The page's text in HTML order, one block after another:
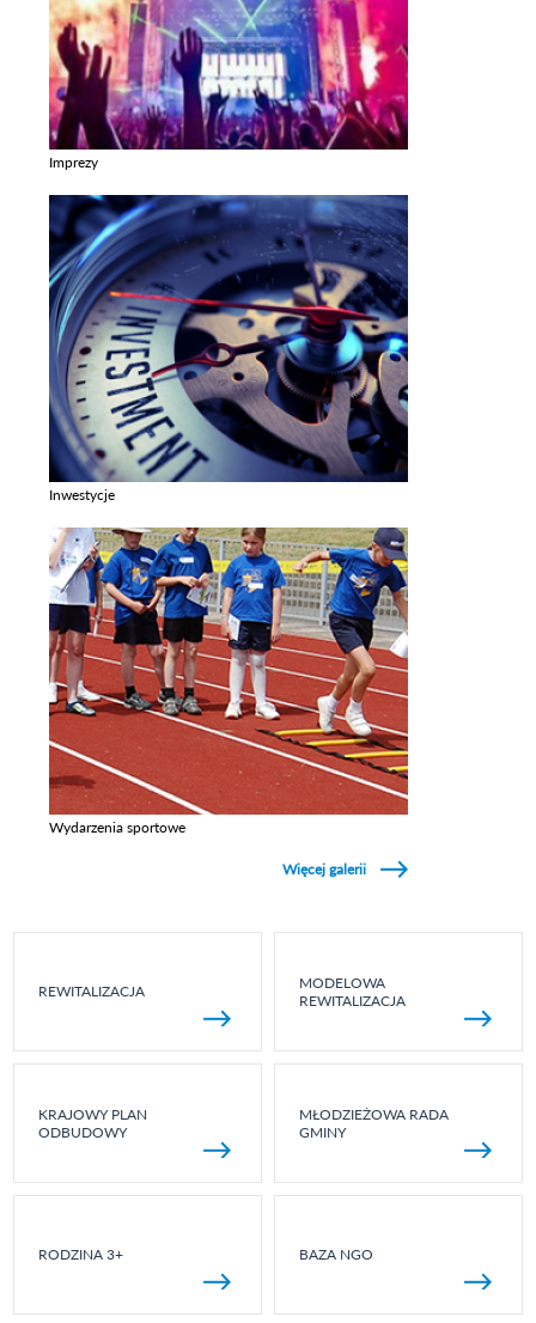
Imprezy
Inwestycje
Wydarzenia sportowe
Więcej galerii
REWITALIZACJA
MODELOWA
REWITALIZACJA
KRAJOWY PLAN
ODBUDOWY
MŁODZIEŻOWA RADA
GMINY
RODZINA 3+ BAZA NGO